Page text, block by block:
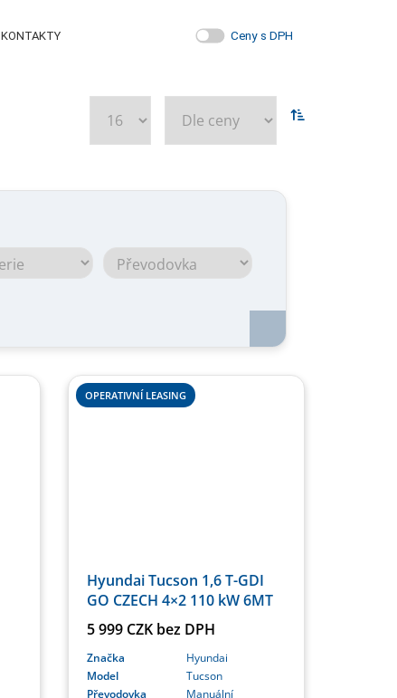
KONTAKTY Ceny s DPH
OPERATIVNÍ LEASING
Hyundai Tucson 1,6 T-GDI
GO CZECH 4×2 110 kW 6MT
5 999 CZK bez DPH
Značka
Hyundai
Model
Tucson
Převodovka
Manuální